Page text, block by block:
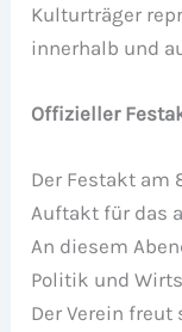
Kulturträger
innerhalb und
Offizieller
Der Festakt am
Auftakt für das
An diesem
Politik und
Der Verein freut